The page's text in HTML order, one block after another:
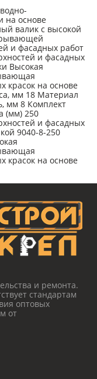
на основе
валик с высокой
и фасадных работ
и фасадных
Высокая
красок на основе
мм 18 Материал
мм 8 Комплект
(мм) 250
и фасадных
9040-8-250
красок на основе
и ремонта.
стандартам
оптовых
от